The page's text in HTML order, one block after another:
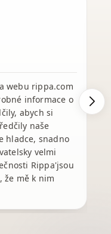
webu rippa.com
informace o
abych si
naše
hladce, snadno
velmi
Rippa'jsou
že mě k nim